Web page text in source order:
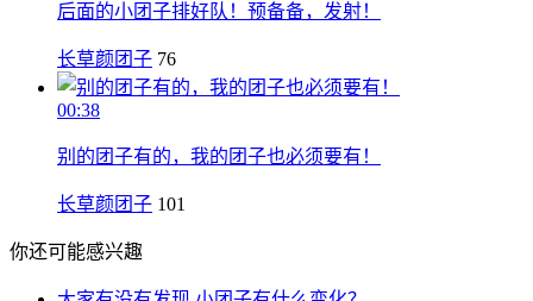
后面的小团子排好队！预备备，发射！
长草颜团子 76
00:38
别的团子有的，我的团子也必须要有！
长草颜团子 101
你还可能感兴趣